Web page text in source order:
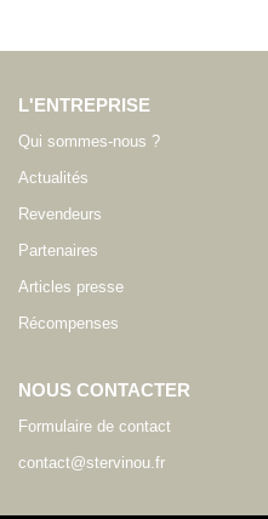
L'ENTREPRISE
Qui sommes-nous ?
Actualités
Revendeurs
Partenaires
Articles presse
Récompenses
NOUS CONTACTER
Formulaire de contact
contact@stervinou.fr